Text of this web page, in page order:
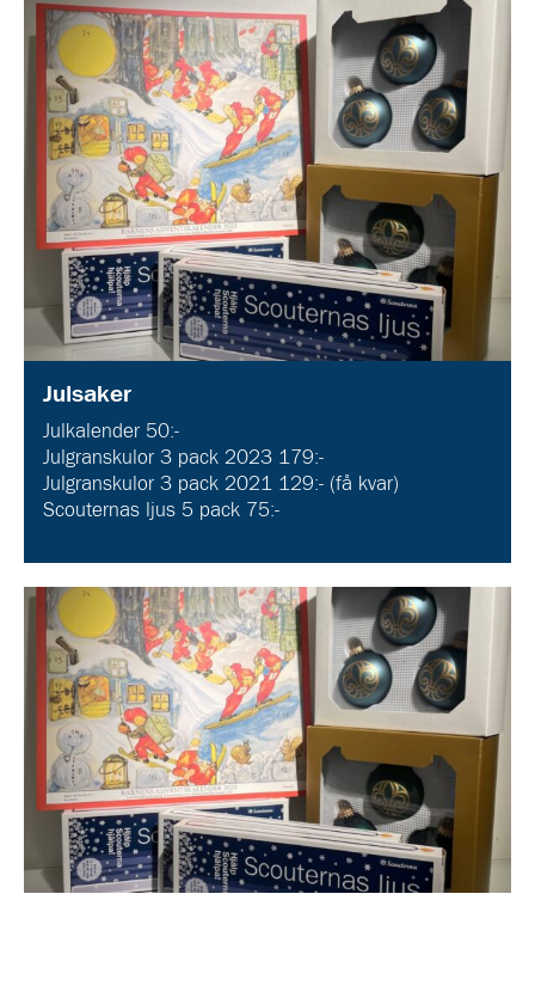
Julsaker
Julkalender 50:-
Julgranskulor 3 pack 2023 179:-
Julgranskulor 3 pack 2021 129:- (få kvar)
Scouternas ljus 5 pack 75:-